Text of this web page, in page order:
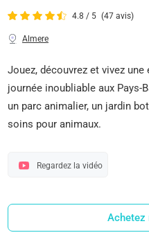
4.8 / 5 (47 avis)
Almere
Jouez, découvrez et vivez
journée inoubliable aux Pays-
un parc animalier, un jardin
soins pour animaux.
Regardez la vidéo
Achetez